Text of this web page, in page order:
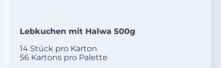
Lebkuchen mit Halwa 500g
14 Stück pro Karton
56 Kartons pro Palette